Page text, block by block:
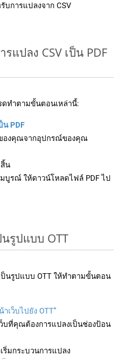
บการแปลงจาก CSV
แปลง CSV เป็น PDF
ดทำตามขั้นตอนเหล่านี้:
น PDF
องคุณจากอุปกรณ์ของคุณ
สิ้น
มบูรณ์ ให้ดาวน์โหลดไฟล์ PDF ไป
นรูปแบบ OTT
ป็นรูปแบบ OTT ให้ทำตามขั้นตอน
าเว็บไปยัง OTT”
บที่คุณต้องการแปลงเป็นช่องป้อน
ริ่มกระบวนการแปลง